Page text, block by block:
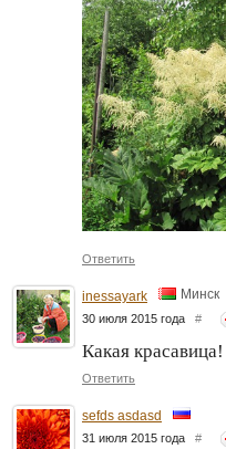
Ответить
inessayark Минск
30 июля 2015 года #
Какая красавица!
Ответить
sefds asdasd
31 июля 2015 года #